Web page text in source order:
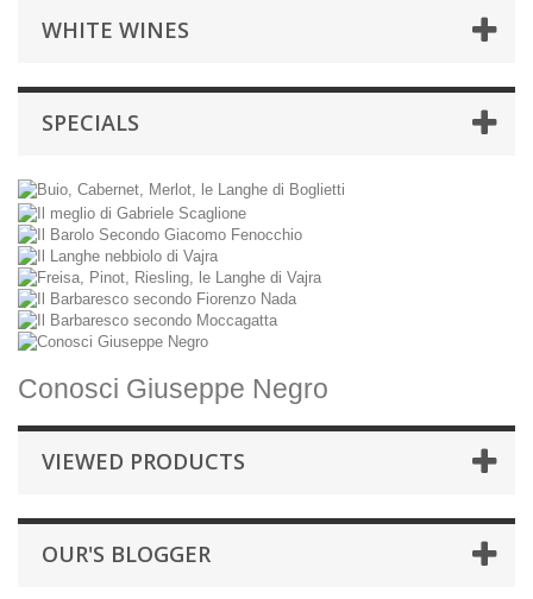
WHITE WINES
SPECIALS
Conosci Giuseppe Negro
VIEWED PRODUCTS
OUR'S BLOGGER